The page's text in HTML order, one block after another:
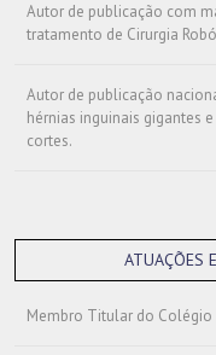
Autor de publicação com
tratamento de Cirurgia
Autor de publicação
hérnias inguinais gigantes
cortes.
ATUAÇÕES
Membro Titular do Colégio